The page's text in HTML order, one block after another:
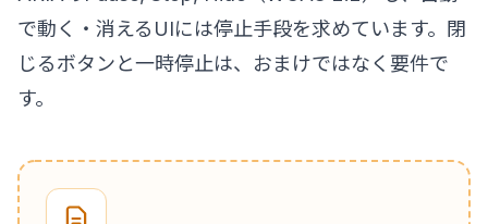
で動く・消えるUIには停止手段を求めています。閉
じるボタンと一時停止は、おまけではなく要件で
す。